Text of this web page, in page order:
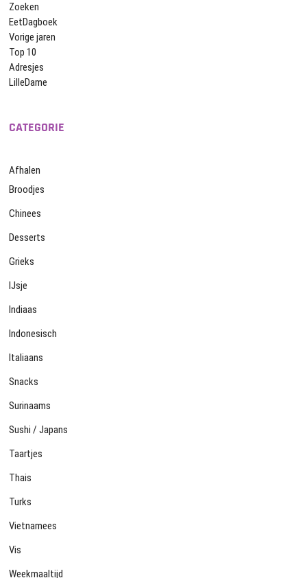
Zoeken
EetDagboek
Vorige jaren
Top 10
Adresjes
LilleDame
CATEGORIE
Afhalen
Broodjes
Chinees
Desserts
Grieks
IJsje
Indiaas
Indonesisch
Italiaans
Snacks
Surinaams
Sushi / Japans
Taartjes
Thais
Turks
Vietnamees
Vis
Weekmaaltijd